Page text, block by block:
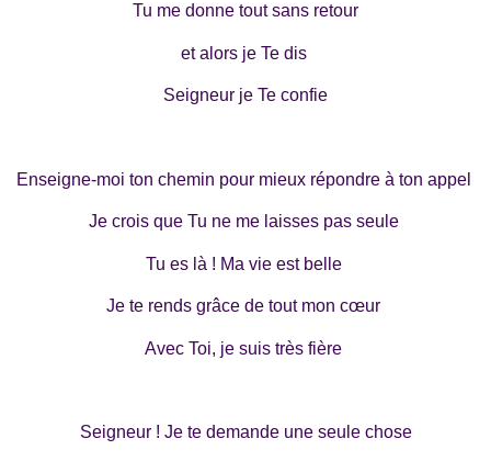
Tu me donne tout sans retour
et alors je Te dis
Seigneur je Te confie
Enseigne-moi ton chemin pour mieux répondre à ton appel
Je crois que Tu ne me laisses pas seule
Tu es là ! Ma vie est belle
Je te rends grâce de tout mon cœur
Avec Toi, je suis très fière
Seigneur ! Je te demande une seule chose